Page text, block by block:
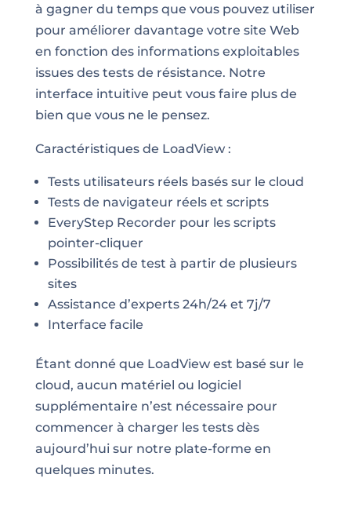
à gagner du temps que vous pouvez utiliser
pour améliorer davantage votre site Web
en fonction des informations exploitables
issues des tests de résistance. Notre
interface intuitive peut vous faire plus de
bien que vous ne le pensez.
Caractéristiques de LoadView :
Tests utilisateurs réels basés sur le cloud
Tests de navigateur réels et scripts
EveryStep Recorder pour les scripts
pointer-cliquer
Possibilités de test à partir de plusieurs
sites
Assistance d’experts 24h/24 et 7j/7
Interface facile
Étant donné que LoadView est basé sur le
cloud, aucun matériel ou logiciel
supplémentaire n’est nécessaire pour
commencer à charger les tests dès
aujourd’hui sur notre plate-forme en
quelques minutes.